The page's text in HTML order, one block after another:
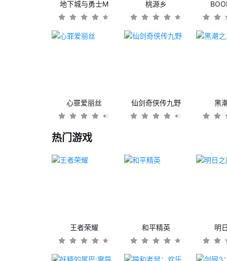
地下城与勇士M 桃源乡
心罪爱丽丝 仙剑奇侠传九野 黑
热门游戏
王者荣耀 和平精英 明